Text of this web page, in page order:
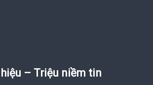
– Triệu niềm tin